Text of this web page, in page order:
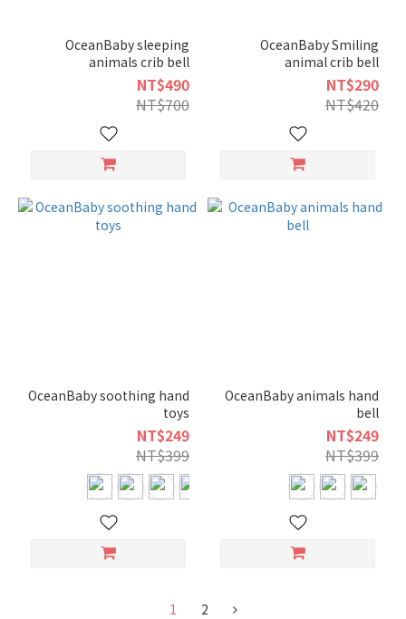
OceanBaby sleeping
animals crib bell
NT$490
NT$700
OceanBaby Smiling
animal crib bell
NT$290
NT$420
OceanBaby soothing hand
toys
NT$249
NT$399
OceanBaby animals hand
bell
NT$249
NT$399
1 2